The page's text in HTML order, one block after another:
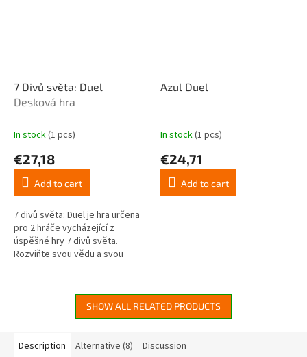
7 Divů světa: Duel
Desková hra
In stock(1 pcs)
€27,18
Add to cart
7 divů světa: Duel je hra určena
pro 2 hráče vycházející z
úspěšné hry 7 divů světa.
Rozviňte svou vědu a svou
Azul Duel
In stock(1 pcs)
€24,71
Add to cart
SHOW ALL RELATED PRODUCTS
Description Alternative (8) Discussion